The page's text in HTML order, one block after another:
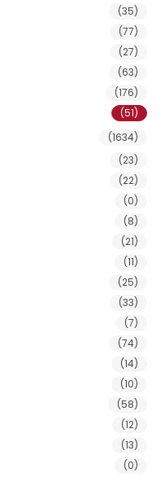
(35)
(77)
(27)
(63)
(176)
(51)
(1634)
(23)
(22)
(0)
(8)
(21)
(11)
(25)
(33)
(7)
(74)
(14)
(10)
(58)
(12)
(13)
(0)